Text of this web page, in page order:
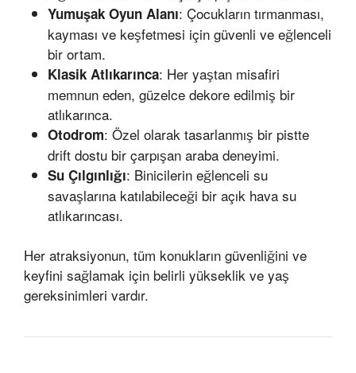
Yumuşak Oyun Alanı: Çocukların tırmanması,
kayması ve keşfetmesi için güvenli ve eğlenceli
bir ortam.
Klasik Atlıkarınca: Her yaştan misafiri
memnun eden, güzelce dekore edilmiş bir
atlıkarınca.
Otodrom: Özel olarak tasarlanmış bir pistte
drift dostu bir çarpışan araba deneyimi.
Su Çılgınlığı: Binicilerin eğlenceli su
savaşlarına katılabileceği bir açık hava su
atlıkarıncası.
Her atraksiyonun, tüm konukların güvenliğini ve
keyfini sağlamak için belirli yükseklik ve yaş
gereksinimleri vardır.